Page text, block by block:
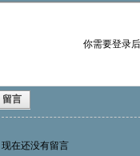
你需要登录
留言
现在还没有留言